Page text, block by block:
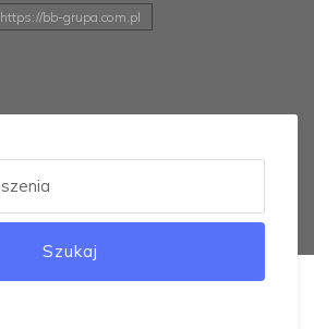
https://bb-grupa.com.pl
Szukaj